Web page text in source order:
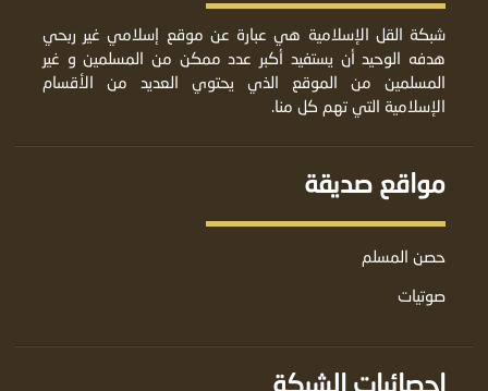
شبكة القل الإسلامية هي عبارة عن موقع إسلامي غير ربحي
هدفه الوحيد أن يستفيد أكبر عدد ممكن من المسلمين و غير
المسلمين من الموقع الذي يحتوي العديد من الأقسام
الإسلامية التي تهم كل منا.
مواقع صديقة
حصن المسلم
صوتيات
إحصائيات الشبكة